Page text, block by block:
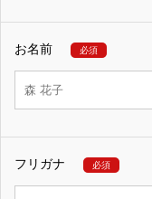
お名前 必須
フリガナ 必須